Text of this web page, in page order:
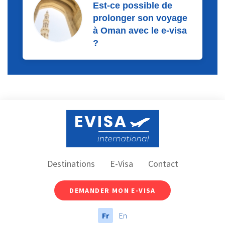
Est-ce possible de
prolonger son voyage
à Oman avec le e-visa
?
Destinations E-Visa Contact
DEMANDER MON E-VISA
Fr En